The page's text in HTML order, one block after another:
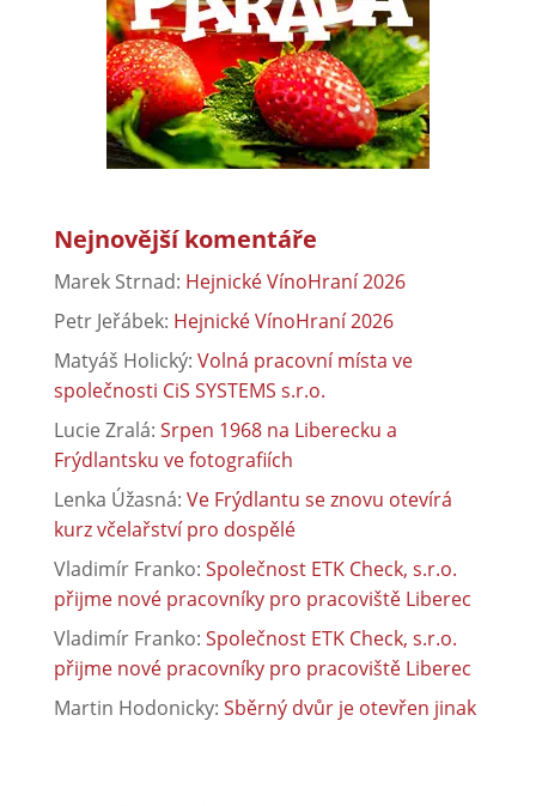
Nejnovější komentáře
Marek Strnad: Hejnické VínoHraní 2026
Petr Jeřábek: Hejnické VínoHraní 2026
Matyáš Holický: Volná pracovní místa ve
společnosti CiS SYSTEMS s.r.o.
Lucie Zralá: Srpen 1968 na Liberecku a
Frýdlantsku ve fotografiích
Lenka Úžasná: Ve Frýdlantu se znovu otevírá
kurz včelařství pro dospělé
Vladimír Franko: Společnost ETK Check, s.r.o.
přijme nové pracovníky pro pracoviště Liberec
Vladimír Franko: Společnost ETK Check, s.r.o.
přijme nové pracovníky pro pracoviště Liberec
Martin Hodonicky: Sběrný dvůr je otevřen jinak